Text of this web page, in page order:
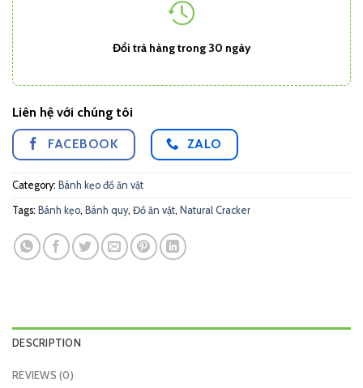
Đổi trả hàng trong 30 ngày
Liên hệ với chúng tôi
FACEBOOK ZALO
Category: Bánh kẹo đồ ăn vặt
Tags: Bánh kẹo, Bánh quy, Đồ ăn vặt, Natural Cracker
DESCRIPTION
REVIEWS (0)